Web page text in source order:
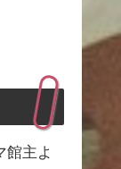
館主よ